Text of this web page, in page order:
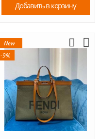
Добавить в корзину
New
-9%